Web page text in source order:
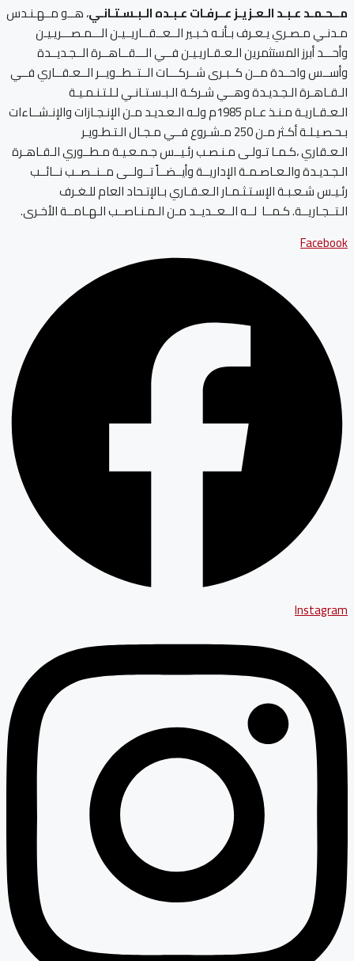
مــحـمـد عـبـد الـعـزيـز عــرفـات عـبـده الـبـسـتـانـي، هــو مــهـنـدس
مـدنـي مـصـري يـعـرف بـأنـه خـبـير الــعــقــاريــيـن الـــمـصـــريـيـن
وأحـــد أبرز المستثمرين الـعـقـاريـيـن فــي الـــقــاهــرة الــجـديــدة
وأســس واحــدة مــن كــبـرى شــركـــات الــتــطــويــر الــعـقــاري فــي
الـقـاهـرة الـجـديـدة وهــي شـركـة الـبـسـتـانـي لـلـتـنـمـيـة
الـعـقـاريـة مـنـذ عـام 1985م ولـه الـعـديـد مـن الإنـجـازات والإنـشــاءات
بـحـصـيـلـة أكـثر مـن 250 مـشـروع فــي مـجـال الـتـطـويـر
الـعـقاري ،كـمـا تـولـى مـنـصـب رئـيــس جـمـعـيـة مـطــوري الـقـاهـرة
الـجـديـدة والـعـاصـمـة الإداريــة وأيــضــاً تــولــى مــنــصــب نــائــب
رئـيـس شـعـبـة الإسـتـثـمـار الـعـقـاري بـالإتـحاد العام للـغـرف
الـتــجـاريــة. كـمــا لــه الــعــديــد مـن الـمـنـاصــب الـهـامــة الأخـرى.
Facebook
Instagram